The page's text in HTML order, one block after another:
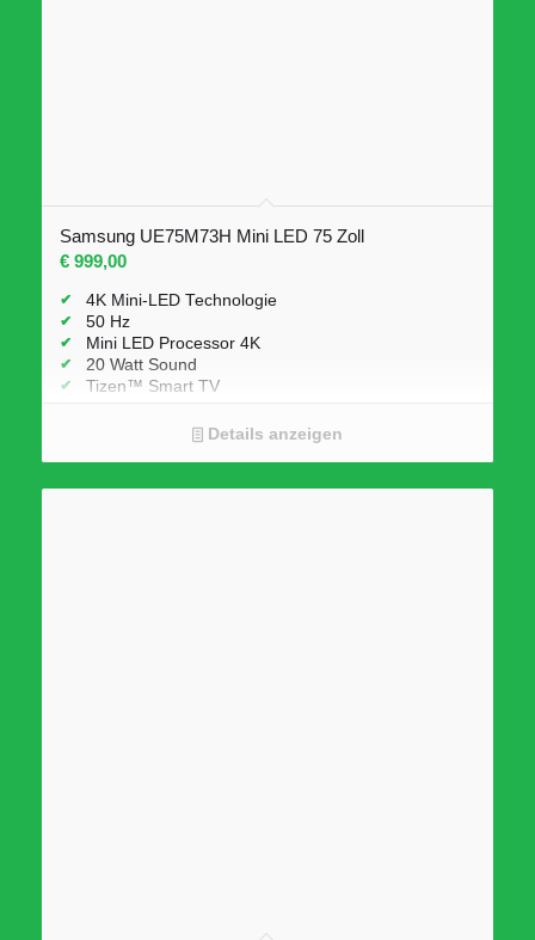
Samsung UE75M73H Mini LED 75 Zoll
€999,00
4K Mini-LED Technologie
50 Hz
Mini LED Processor 4K
20 Watt Sound
Tizen™ Smart TV
Details anzeigen